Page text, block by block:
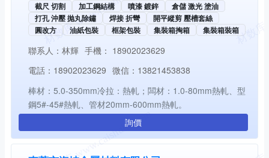
截尺 切割
加工鋼結構 噴漆 鍍鋅
倉儲 激光 塗油
打孔 沖壓 抛丸除鏽
焊接 折彎
開平縱剪 壓槽套絲
圓改方
油紙包裝 框架包裝 集裝箱掏箱 集裝箱裝箱
聯系人： 林輝 手機： 18902023629
電話： 18902023629 微信： 13821453838
棒材：5.0-350mm冷拉：熱軋；闆材：1.0-80mm熱軋、型
鋼5#-45#熱軋、管材20mm-600mm熱軋。
詢價